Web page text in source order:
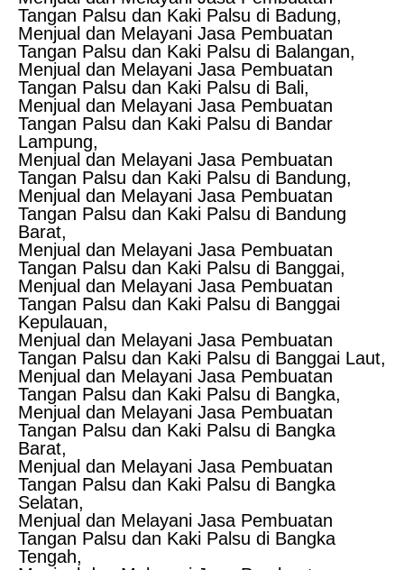
Tangan Palsu dan Kaki Palsu di Badung,
Menjual dan Melayani Jasa Pembuatan
Tangan Palsu dan Kaki Palsu di Balangan,
Menjual dan Melayani Jasa Pembuatan
Tangan Palsu dan Kaki Palsu di Bali,
Menjual dan Melayani Jasa Pembuatan
Tangan Palsu dan Kaki Palsu di Bandar
Lampung,
Menjual dan Melayani Jasa Pembuatan
Tangan Palsu dan Kaki Palsu di Bandung,
Menjual dan Melayani Jasa Pembuatan
Tangan Palsu dan Kaki Palsu di Bandung
Barat,
Menjual dan Melayani Jasa Pembuatan
Tangan Palsu dan Kaki Palsu di Banggai,
Menjual dan Melayani Jasa Pembuatan
Tangan Palsu dan Kaki Palsu di Banggai
Kepulauan,
Menjual dan Melayani Jasa Pembuatan
Tangan Palsu dan Kaki Palsu di Banggai Laut,
Menjual dan Melayani Jasa Pembuatan
Tangan Palsu dan Kaki Palsu di Bangka,
Menjual dan Melayani Jasa Pembuatan
Tangan Palsu dan Kaki Palsu di Bangka
Barat,
Menjual dan Melayani Jasa Pembuatan
Tangan Palsu dan Kaki Palsu di Bangka
Selatan,
Menjual dan Melayani Jasa Pembuatan
Tangan Palsu dan Kaki Palsu di Bangka
Tengah,